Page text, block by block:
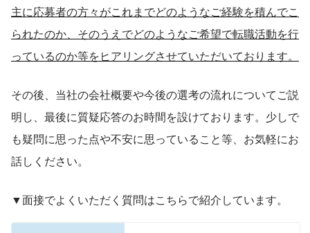
主に応募者の方々がこれまでどのようなご経験を積んでこ
られたのか、そのうえでどのようなご希望で転職活動を行
っているのか等をヒアリングさせていただいております。
その後、当社の会社概要や今後の選考の流れについてご説
明し、最後に質疑応答のお時間を設けております。少しで
も疑問に思った点や不安に思っていること等、お気軽にお
話しください。
▼面接でよくいただく質問はこちらで紹介しています。